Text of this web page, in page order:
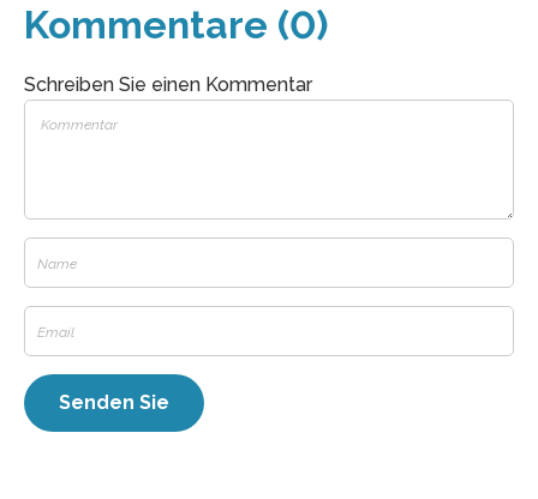
Kommentare (0)
Schreiben Sie einen Kommentar